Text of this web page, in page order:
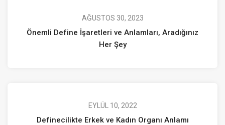
AĞUSTOS 30, 2023
Önemli Define İşaretleri ve Anlamları, Aradığınız
Her Şey
EYLÜL 10, 2022
Definecilikte Erkek ve Kadın Organı Anlamı